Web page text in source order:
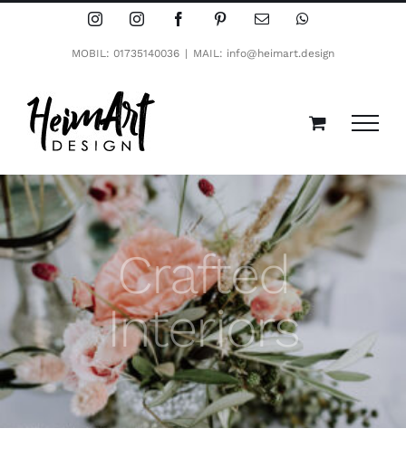
InstagramInstagramFacebookPinterestE-
MOBIL: 01735140036 | MAIL: info@heimart.design
Crafted
Interiors